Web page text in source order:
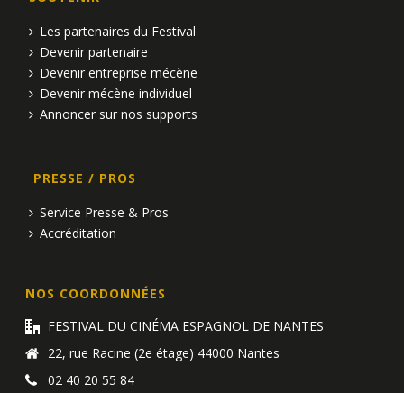
Les partenaires du Festival
Devenir partenaire
Devenir entreprise mécène
Devenir mécène individuel
Annoncer sur nos supports
PRESSE / PROS
Service Presse & Pros
Accréditation
NOS COORDONNÉES
FESTIVAL DU CINÉMA ESPAGNOL DE NANTES
22, rue Racine (2e étage) 44000 Nantes
02 40 20 55 84